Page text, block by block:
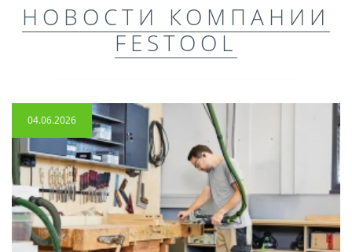
НОВОСТИ КОМПАНИИ
FESTOOL
04.06.2026